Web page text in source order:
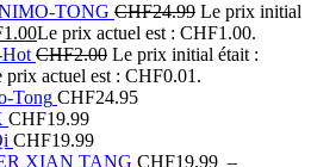
TONG CHF24.99 Le prix initial
1.00Le prix actuel est : CHF1.00.
CHF2.00 Le prix initial était :
prix actuel est : CHF0.01.
Tong CHF24.95
CHF19.99
CHF19.99
XIAN TANG CHF19.99 –